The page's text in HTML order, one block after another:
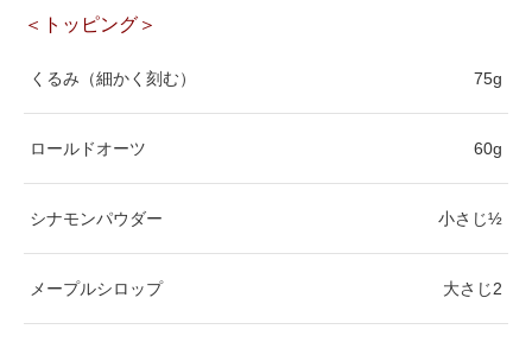
＜トッピング＞
くるみ（細かく刻む） 75g
ロールドオーツ 60g
シナモンパウダー 小さじ½
メープルシロップ 大さじ2